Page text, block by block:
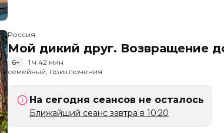
Россия
Мой дикий друг. Возвращение
6+
1 ч 42 мин
семейный, приключения
На сегодня сеансов не осталось
Ближайший сеанс завтра в 10:20